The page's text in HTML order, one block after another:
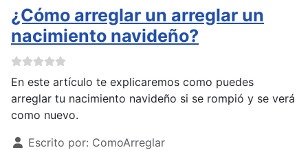
¿Cómo arreglar un arreglar un
nacimiento navideño?
En este artículo te explicaremos como puedes
arreglar tu nacimiento navideño si se rompió y se verá
como nuevo.
Detalles
Escrito por: ComoArreglar